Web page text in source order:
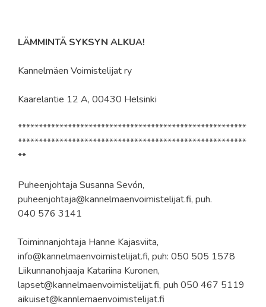
LÄMMINTÄ SYKSYN ALKUA!
Kannelmäen Voimistelijat ry
Kaarelantie 12 A, 00430 Helsinki
*******************************************************
*******************************************************
**
Puheenjohtaja Susanna Sevón,
puheenjohtaja@kannelmaenvoimistelijat.fi, puh.
040 576 3141
Toiminnanjohtaja Hanne Kajasviita,
info@kannelmaenvoimistelijat.fi, puh: 050 505 1578
Liikunnanohjaaja Katariina Kuronen,
lapset@kannelmaenvoimistelijat.fi, puh 050 467 5119
aikuiset@kannlemaenvoimistelijat.fi